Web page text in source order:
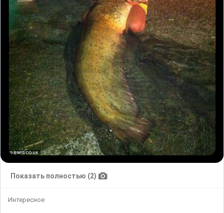
Показать полностью (2)
Интересное